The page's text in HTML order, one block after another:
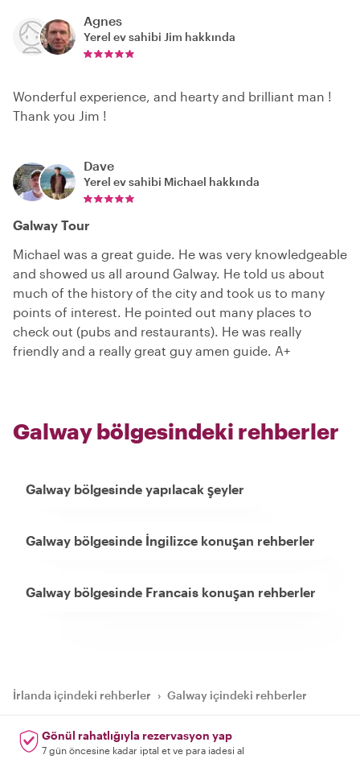
Agnes
Yerel ev sahibi Jim hakkında
Wonderful experience, and hearty and brilliant man !
Thank you Jim !
Dave
Yerel ev sahibi Michael hakkında
Galway Tour
Michael was a great guide. He was very knowledgeable
and showed us all around Galway. He told us about
much of the history of the city and took us to many
points of interest. He pointed out many places to
check out (pubs and restaurants). He was really
friendly and a really great guy amen guide. A+
Galway bölgesindeki rehberler
Galway bölgesinde yapılacak şeyler
Galway bölgesinde İngilizce konuşan rehberler
Galway bölgesinde Francais konuşan rehberler
İrlanda içindeki rehberler › Galway içindeki rehberler
Gönül rahatlığıyla rezervasyon yap
7 gün öncesine kadar iptal et ve para iadesi al